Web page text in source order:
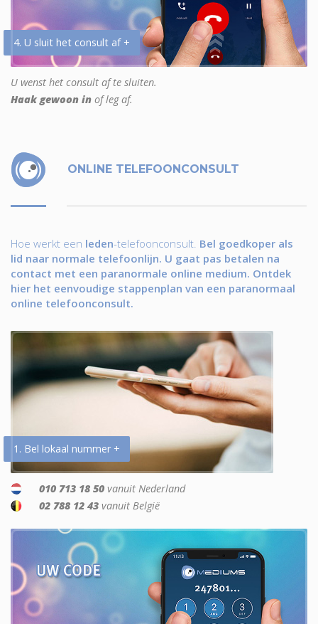
4. U sluit het consult af +
U wenst het consult af te sluiten.
Haak gewoon in of leg af.
ONLINE TELEFOONCONSULT
Hoe werkt een leden-telefoonconsult. Bel goedkoper als
lid naar normale telefoonlijn. U gaat pas betalen na
contact met een paranormale online medium. Ontdek
hier het eenvoudige stappenplan van een paranormaal
online telefoonconsult.
1. Bel lokaal nummer +
010 713 18 50 vanuit Nederland
02 788 12 43 vanuit België